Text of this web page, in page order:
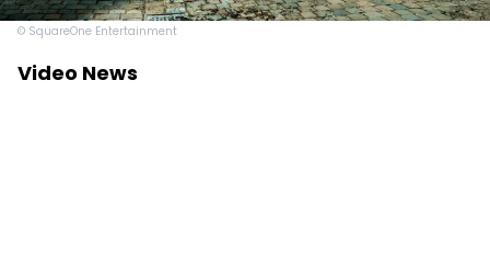
© SquareOne Entertainment
Video News